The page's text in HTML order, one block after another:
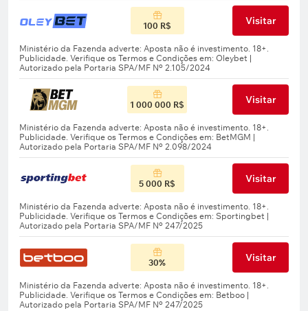
100 R$ Visitar
1 000 000 R$ Visitar
5 000 R$ Visitar
30% Visitar